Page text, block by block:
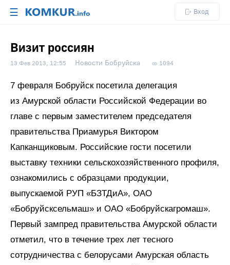
☰ Вход
Визит россиян
13 Фев 2013, 12:55 Новости Бобруйска 1094
7 февраля Бобруйск посетила делегация
из Амурской области Российской Федерации во
главе с первым заместителем председателя
правительства Приамурья Виктором
Капканщиковым. Рос­сий­ские гости посетили
выставку техники сельскохозяйственного профиля,
ознакомились с образцами продукции,
выпускаемой РУП «БЗТДиА», ОАО
«Бобруйсксельмаш» и ОАО «Бобруйскагромаш».
Первый зампред правительства Амурской области
отметил, что в течение трех лет тесного
сотрудничества с белорусами Амурская область